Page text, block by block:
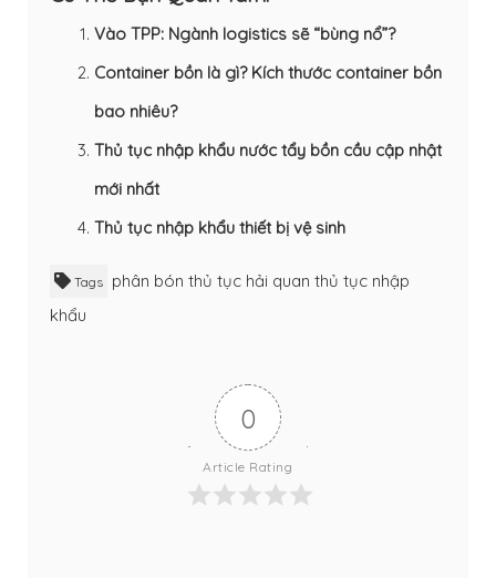
Vào TPP: Ngành logistics sẽ “bùng nổ”?
Container bồn là gì? Kích thước container bồn
bao nhiêu?
Thủ tục nhập khẩu nước tẩy bồn cầu cập nhật
mới nhất
Thủ tục nhập khẩu thiết bị vệ sinh
Tags phân bón thủ tục hải quan thủ tục nhập
khẩu
0
Article Rating